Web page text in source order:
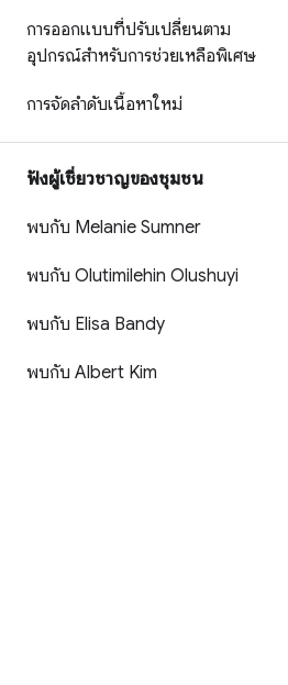
การออกแบบที่ปรับเปลี่ยนตาม
อุปกรณ์สำหรับการช่วยเหลือพิเศษ
การจัดลําดับเนื้อหาใหม่
ฟังผู้เชี่ยวชาญของชุมชน
พบกับ Melanie Sumner
พบกับ Olutimilehin Olushuyi
พบกับ Elisa Bandy
พบกับ Albert Kim